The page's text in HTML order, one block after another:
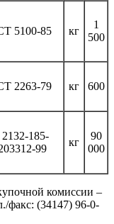
5100-85 кг
1
500
2263-79 кг 600
185-
99
кг
90
000
комиссии –
факс: (34147) 96-0-